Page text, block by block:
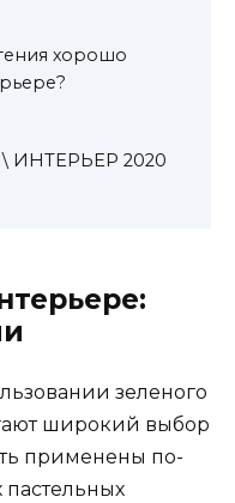
хорошо
ИНТЕРЬЕР 2020
зеленого
широкий выбор
применены по-
пастельных